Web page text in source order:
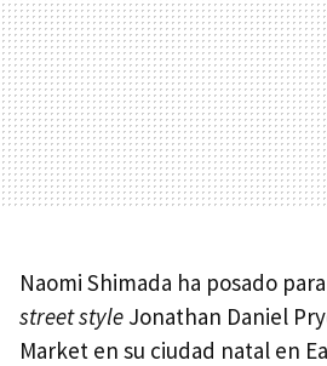
Naomi Shimada ha posado
street style Jonathan Daniel
Market en su ciudad natal en